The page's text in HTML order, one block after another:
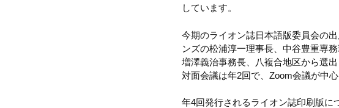
しています。
今期のライオン誌日本語版委員会の
ンズの松浦淳一理事長、中谷豊重専
増澤義治事務長、八複合地区から選
対面会議は年2回で、Zoom会議が中心
年4回発行されるライオン誌印刷版に